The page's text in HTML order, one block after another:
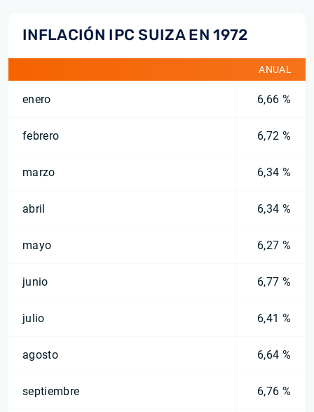
INFLACIÓN IPC SUIZA EN 1972
ANUAL
enero 6,66 %
febrero 6,72 %
marzo 6,34 %
abril 6,34 %
mayo 6,27 %
junio 6,77 %
julio 6,41 %
agosto 6,64 %
septiembre 6,76 %